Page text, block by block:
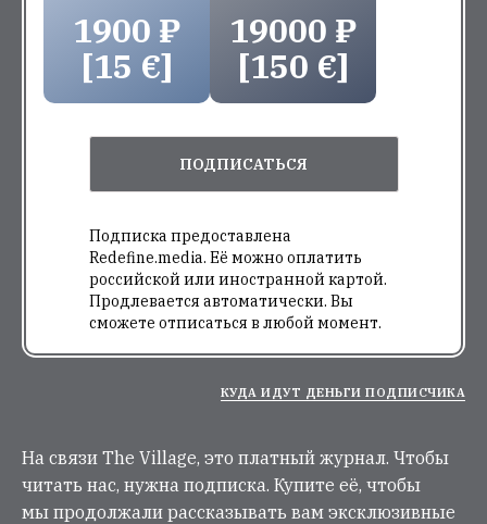
1900 ₽
[15 €]
19000 ₽
[150 €]
ПОДПИСАТЬСЯ
Подписка предоставлена
Redefine.media. Её можно оплатить
российской или иностранной картой.
Продлевается автоматически. Вы
сможете отписаться в любой момент.
КУДА ИДУТ ДЕНЬГИ ПОДПИСЧИКА
На связи The Village, это платный журнал. Чтобы
читать нас, нужна подписка. Купите её, чтобы
мы продолжали рассказывать вам эксклюзивные